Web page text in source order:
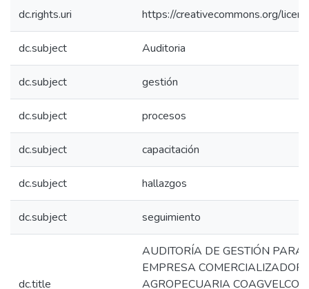
dc.rights.uri https://creativecommons.org/
dc.subject Auditoria
dc.subject gestión
dc.subject procesos
dc.subject capacitación
dc.subject hallazgos
dc.subject seguimiento
dc.title
AUDITORÍA DE GESTIÓN PARA
EMPRESA
AGROPECUARIA